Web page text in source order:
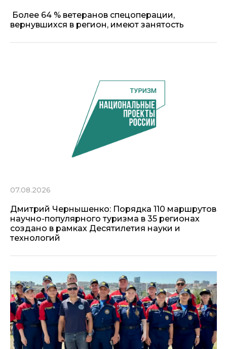
Более 64 % ветеранов спецоперации,
вернувшихся в регион, имеют занятость
07.08.2026
Дмитрий Чернышенко: Порядка 110 маршрутов
научно-популярного туризма в 35 регионах
создано в рамках Десятилетия науки и
технологий